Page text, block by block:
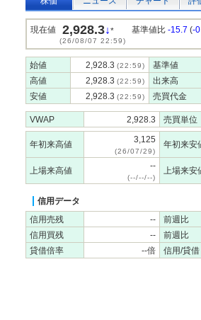
現在値 2,928.3↓*
(26/08/07 22:59)
基準値比 -15.7 (-
始値 2,928.3 (22:59)
基準値
高値
2,928.3 (22:59)
出来高
安値
2,928.3 (22:59) 売買代金
VWAP 2,928.3 売買単位
年初来高値 3,125
(26/07/29)
年初来安
上場来高値 --
(--/--/--)
上場来安
信用データ
信用売残
--
前週比
信用買残
--
前週比
貸借倍率
--倍 信用/貸借